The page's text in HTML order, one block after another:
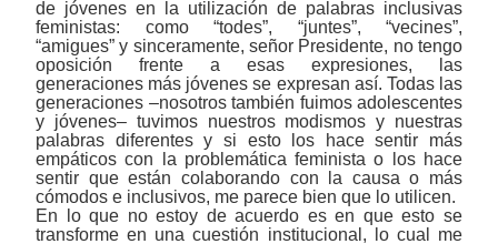
de jóvenes en la utilización de palabras inclusivas
feministas: como “todes”, “juntes”, “vecines”,
“amigues” y sinceramente, señor Presidente, no tengo
oposición frente a esas expresiones, las
generaciones más jóvenes se expresan así. Todas las
generaciones ‒nosotros también fuimos adolescentes
y jóvenes‒ tuvimos nuestros modismos y nuestras
palabras diferentes y si esto los hace sentir más
empáticos con la problemática feminista o los hace
sentir que están colaborando con la causa o más
cómodos e inclusivos, me parece bien que lo utilicen.
En lo que no estoy de acuerdo es en que esto se
transforme en una cuestión institucional, lo cual me